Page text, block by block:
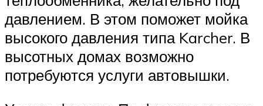
давлением. В этом поможет мойка
высокого давления типа Karcher. В
высотных домах возможно
потребуются услуги автовышки.